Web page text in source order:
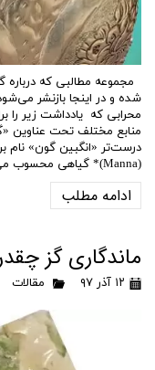
مجموعه مطالبی که درباره
شده و در اینجا بازنشر
محرابی که یادداشت زیر را
منابع مختلف تحت عناوین
درست‌تر «انگبین گون» نام
(Manna)* گیاهی محسوب می‌شود که توسط حشره‌ی …
ادامه مطلب
ماندگاری گز
۱۲ آذر ۹۷ مقالات